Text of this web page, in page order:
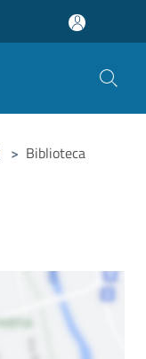
> Biblioteca